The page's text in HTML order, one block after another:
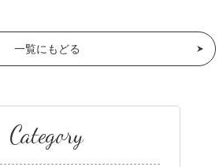
一覧にもどる
Category